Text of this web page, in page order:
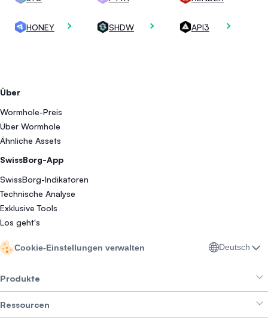
Über
Wormhole-Preis
Über Wormhole
Ähnliche Assets
SwissBorg-App
SwissBorg-Indikatoren
Technische Analyse
Exklusive Tools
Los geht's
HONEY SHDW API3
Cookie-Einstellungen verwalten Deutsch
Produkte
Smart Exchange
Ressourcen